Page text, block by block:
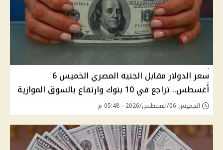
سعر الدولار مقابل الجنيه المصري الخميس 6
أغسطس.. تراجع في 10 بنوك وارتفاع بالسوق الموازية
الخميس 06/أغسطس/2026 - 05:48 م